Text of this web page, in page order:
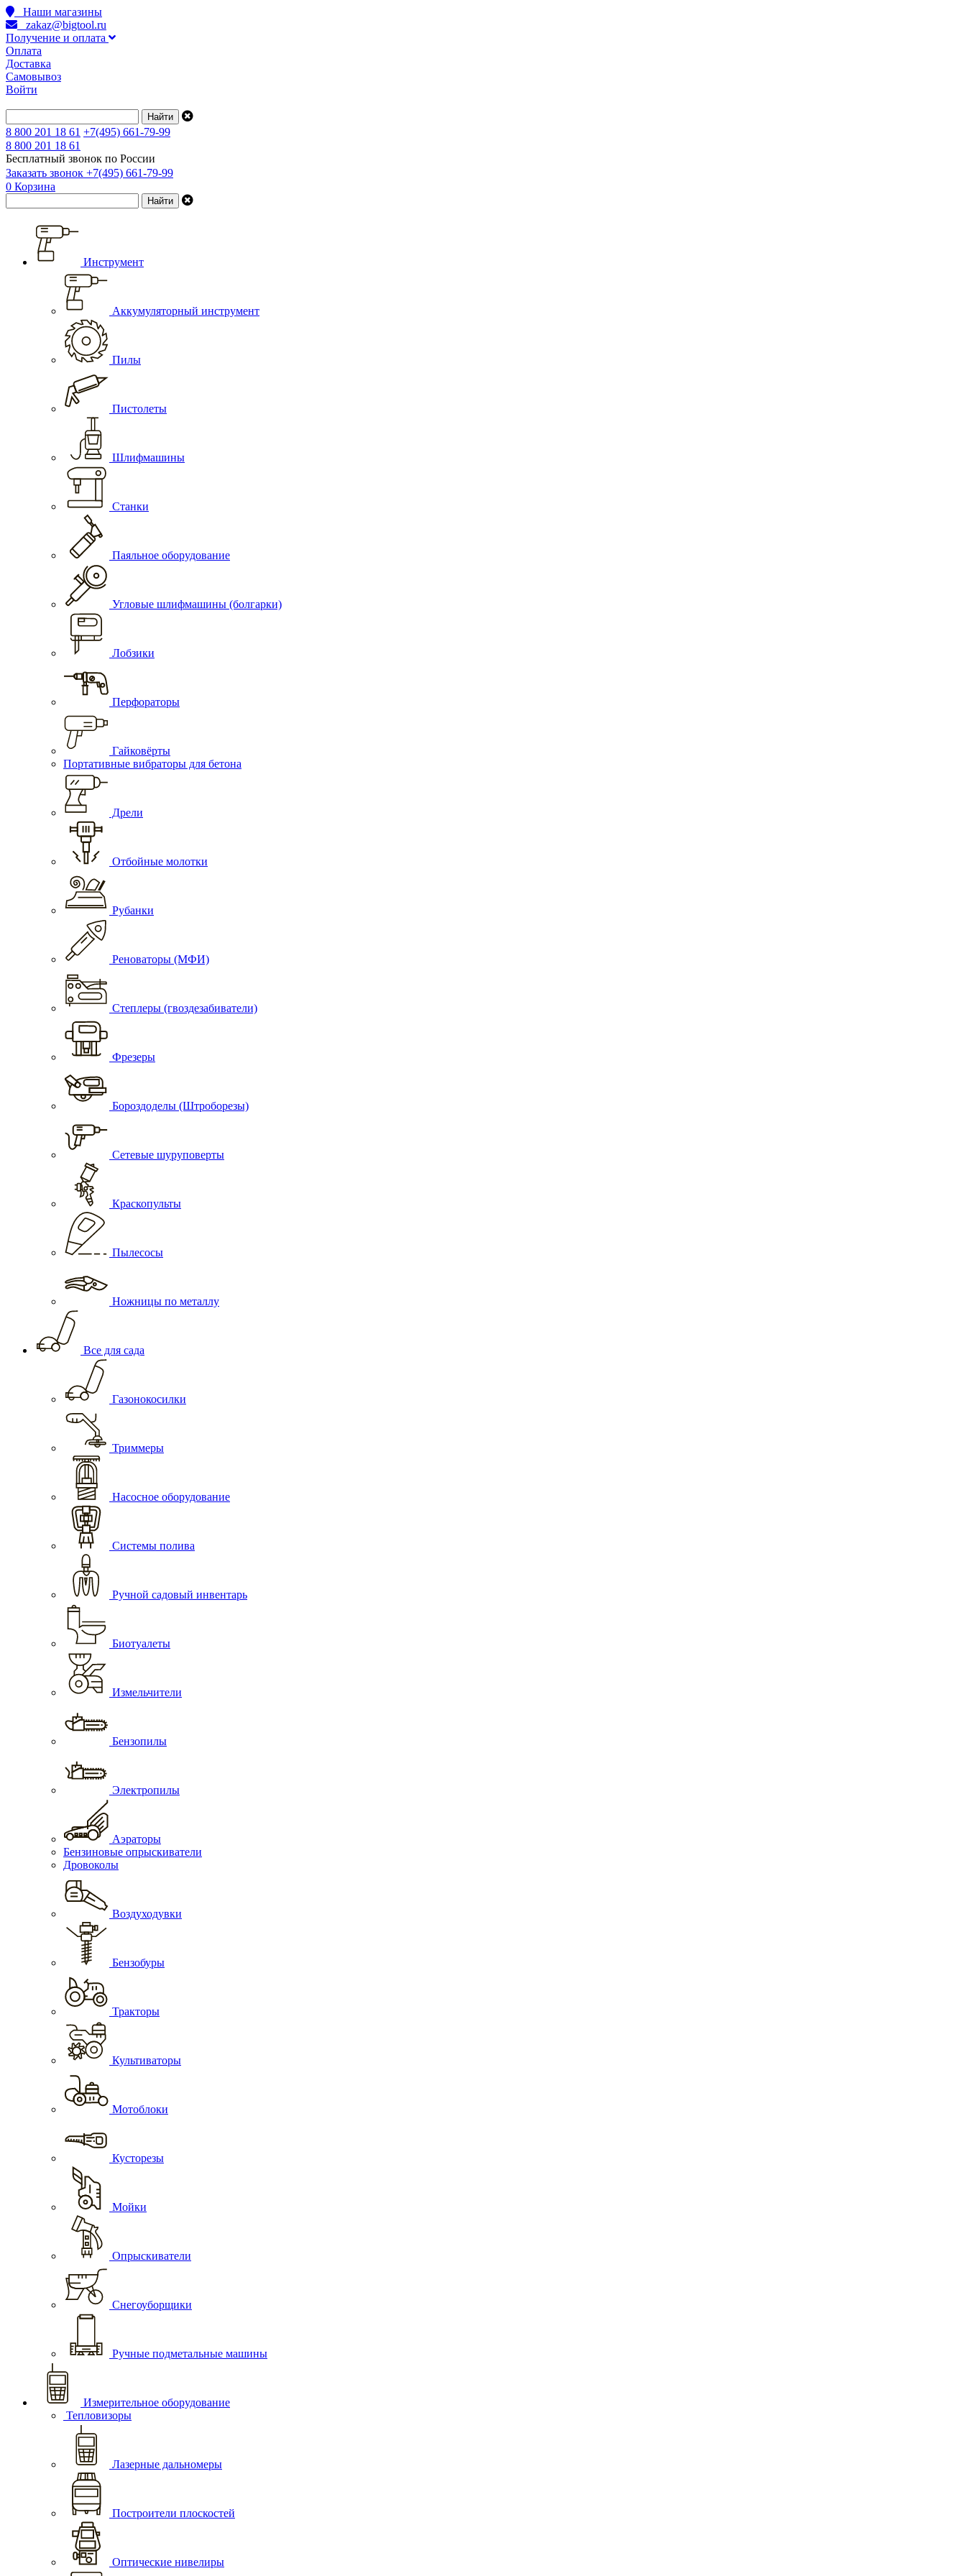
Наши магазины
zakaz@bigtool.ru
Получение и оплата
Оплата
Доставка
Самовывоз
Войти
8 800 201 18 61 +7(495) 661-79-99
8 800 201 18 61
Бесплатный звонок по России
Заказать звонок +7(495) 661-79-99
0 Корзина
Инструмент
Аккумуляторный инструмент
Пилы
Пистолеты
Шлифмашины
Станки
Паяльное оборудование
Угловые шлифмашины (болгарки)
Лобзики
Перфораторы
Гайковёрты
Портативные вибраторы для бетона
Дрели
Отбойные молотки
Рубанки
Реноваторы (МФИ)
Степлеры (гвоздезабиватели)
Фрезеры
Бороздоделы (Штроборезы)
Сетевые шуруповерты
Краскопульты
Пылесосы
Ножницы по металлу
Все для сада
Газонокосилки
Триммеры
Насосное оборудование
Системы полива
Ручной садовый инвентарь
Биотуалеты
Измельчители
Бензопилы
Электропилы
Аэраторы
Бензиновые опрыскиватели
Дровоколы
Воздуходувки
Бензобуры
Тракторы
Культиваторы
Мотоблоки
Кусторезы
Мойки
Опрыскиватели
Снегоуборщики
Ручные подметальные машины
Измерительное оборудование
Тепловизоры
Лазерные дальномеры
Построители плоскостей
Оптические нивелиры